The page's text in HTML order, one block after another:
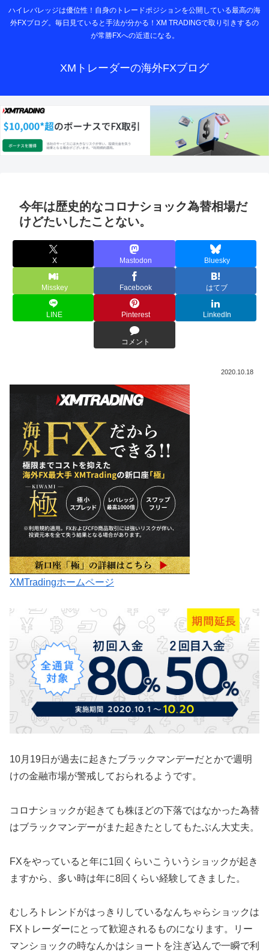
ハイレバレッジは優位性！自身のトレードポジションを公開している最高の海
外FXブログ。毎日見ていると手法が分かる！XM TRADINGで取り引きするの
が常勝FXへの近道になる。
XMトレーダーの海外FXブログ
今年は歴史的なコロナショック為替相場だ
けどたいしたことない。
X Mastodon Bluesky
Misskey Facebook はてブ
LINE Pinterest LinkedIn
コメント
2020.10.18
XMTradingホームページ
10月19日が過去に起きたブラックマンデーだとかで週明
けの金融市場が警戒しておられるようです。
コロナショックが起きても株ほどの下落ではなかった為替
はブラックマンデーがまた起きたとしてもたぶん大丈夫。
FXをやっていると年に1回くらいこういうショックが起き
ますから、多い時は年に8回くらい経験してきました。
むしろトレンドがはっきりしているなんちゃらショックは
FXトレーダーにとって歓迎されるものになります。リー
マンショックの時なんかはショートを注ぎ込んで一瞬で利